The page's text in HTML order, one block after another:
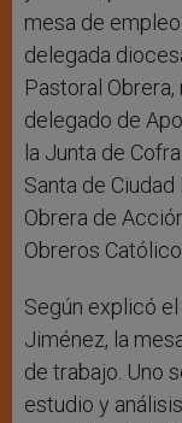
mesa de
delegada
Pastoral
delegado de
la Junta de
Santa de
Obrera de
Obreros
Según explicó
Jiménez, la
de trabajo. Uno
estudio y